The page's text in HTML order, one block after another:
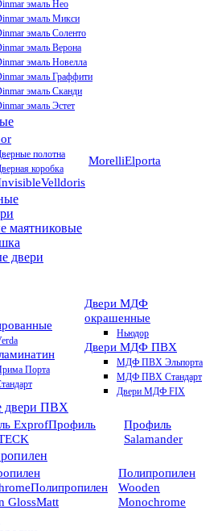
эмаль Нео
эмаль Микси
эмаль Соленто
эмаль Верона
эмаль Новелла
эмаль Граффити
эмаль Сканди
эмаль Эстет
полотна
коробка
Velldoris
MorelliElporta
маятниковые
двери
Порта
Двери МДФ
окрашенные
Ньюдор
Двери МДФ ПВХ
МДФ ПВХ Эльпорта
МДФ ПВХ Стандарт
Двери МДФ FIX
двери ПВХ
ExprofПрофиль
Профиль
Salamander
Полипропилен
GlossMatt
Полипропилен
Wooden
Monochrome